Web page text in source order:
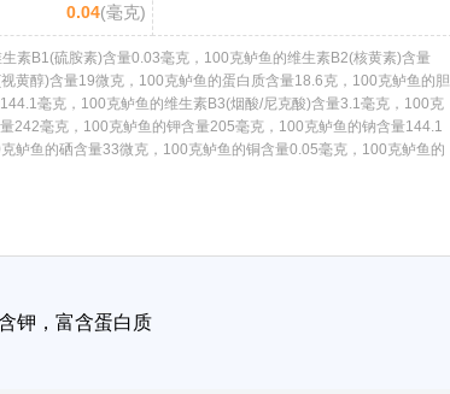
0.04(毫克)
素B1(硫胺素)含量0.03毫克，100克鲈鱼的维生素B2(核黄素)含量
黄醇)含量19微克，100克鲈鱼的蛋白质含量18.6克，100克鲈鱼的胆
毫克，100克鲈鱼的维生素B3(烟酸/尼克酸)含量3.1毫克，100克
242毫克，100克鲈鱼的钾含量205毫克，100克鲈鱼的钠含量144.1
鲈鱼的硒含量33微克，100克鲈鱼的铜含量0.05毫克，100克鲈鱼的
钾，富含蛋白质